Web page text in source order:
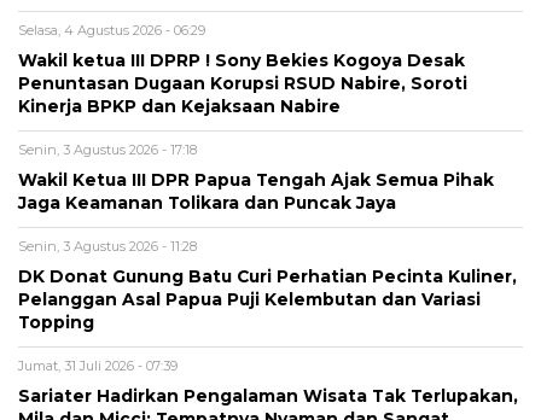
Selasa, 4 Agustus 2026 - 06:29
Wakil ketua III DPRP ! Sony Bekies Kogoya Desak
Penuntasan Dugaan Korupsi RSUD Nabire, Soroti
Kinerja BPKP dan Kejaksaan Nabire
Senin, 3 Agustus 2026 - 17:18
Wakil Ketua III DPR Papua Tengah Ajak Semua Pihak
Jaga Keamanan Tolikara dan Puncak Jaya
Senin, 3 Agustus 2026 - 11:28
DK Donat Gunung Batu Curi Perhatian Pecinta Kuliner,
Pelanggan Asal Papua Puji Kelembutan dan Variasi
Topping
Jumat, 31 Juli 2026 - 07:39
Sariater Hadirkan Pengalaman Wisata Tak Terlupakan,